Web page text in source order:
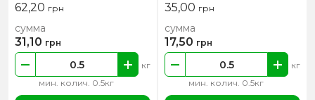
62,20 грн
мин. колич. 0.5кг
кг
сумма
31,10 грн
35,00 грн
мин. колич. 0.5кг
кг
сумма
17,50 грн